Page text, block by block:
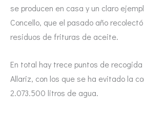
se producen en casa y un claro
Concello, que el pasado año
residuos de frituras de aceite.
En total hay trece puntos de
Allariz, con los que se ha evitado la
2.073.500 litros de agua.